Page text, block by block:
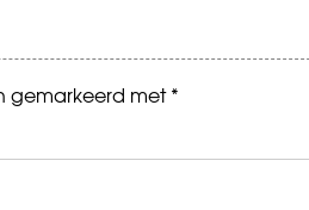
gemarkeerd met*